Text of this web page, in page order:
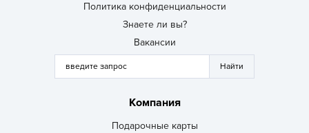
Политика конфиденциальности
Знаете ли вы?
Вакансии
Компания
Подарочные карты